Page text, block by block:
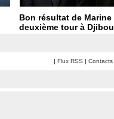
Bon résultat de Marine
deuxième tour à
| Flux RSS | Contacts